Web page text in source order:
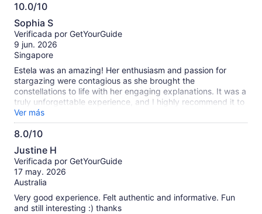
10.0/10
10.0
de
10
Sophia S
Verificada por GetYourGuide
9 jun. 2026
Singapore
Estela was an amazing! Her enthusiasm and passion for
stargazing were contagious as she brought the
constellations to life with her engaging explanations. It was a
truly unforgettable experience, and I highly recommend it to
anyone visiting Lake Tekapo. ✨🔭🌌
Ver más
8.0/10
8.0
de
10
Justine H
Verificada por GetYourGuide
17 may. 2026
Australia
Very good experience. Felt authentic and informative. Fun
and still interesting :) thanks